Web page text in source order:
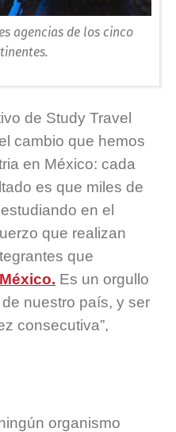
agencias de los cinco
de Study Travel
cambio que hemos
en México: cada
es que miles de
en el
que realizan
que
Es un orgullo
nuestro país, y ser
consecutiva”,
organismo